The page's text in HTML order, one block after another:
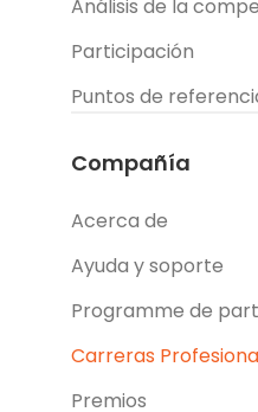
Análisis de la
Participación
Puntos de
Compañía
Acerca de
Ayuda y soporte
Programme de
Carreras
Premios